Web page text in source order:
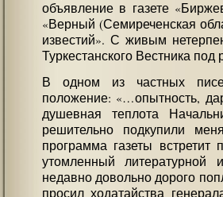
объявление в газете
«Верный (Семиреченская
известий». С живым
Туркестанского Вестника под
В одном из частных
положение: «…опытность,
душевная теплота
решительно подкупили
программа газеты встретит
утомленный литературной
недавно довольно дорого
просил ходатайства